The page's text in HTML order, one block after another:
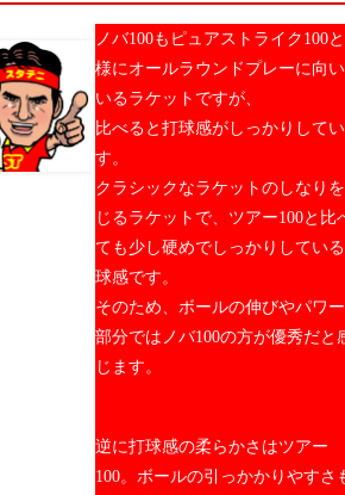
ノバ100もピュアストライク100
様にオールラウンドプレーに向
いるラケットですが、
比べると打球感がしっかりして
す。
クラシックなラケットのしなり
じるラケットで、ツアー100と比
ても少し硬めでしっかりしてい
球感です。
そのため、ボールの伸びやパワ
部分ではノバ100の方が優秀だと
じます。
逆に打球感の柔らかさはツアー
100。ボールの引っかかりやすさ